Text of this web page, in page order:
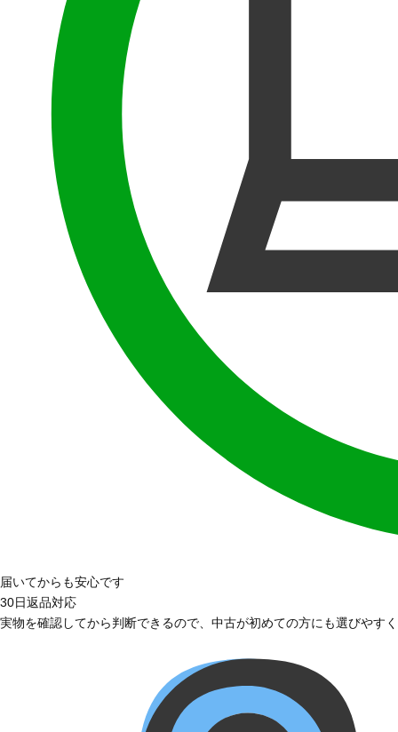
届いてからも安心です
30日返品対応
実物を確認してから判断できるので、中古が初めての方にも選びやす